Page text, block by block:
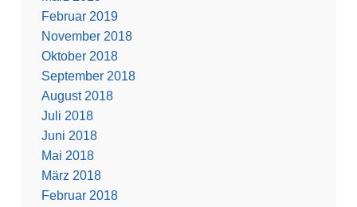
Februar 2019
November 2018
Oktober 2018
September 2018
August 2018
Juli 2018
Juni 2018
Mai 2018
März 2018
Februar 2018